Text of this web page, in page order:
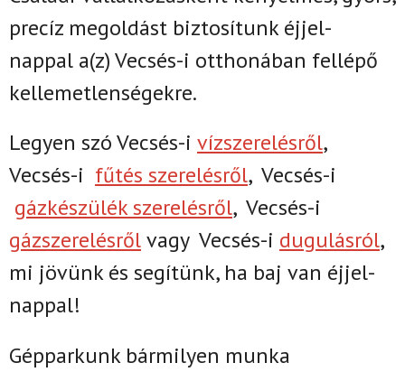
precíz megoldást biztosítunkéjjel-
nappal a(z)Vecsés-i otthonában fellépő
kellemetlenségekre.
Legyen szó Vecsés-i vízszerelésről,
Vecsés-i fűtés szerelésről, Vecsés-i
gázkészülék szerelésről, Vecsés-i
gázszerelésrőlvagy Vecsés-i dugulásról,
mi jövünk és segítünk, ha baj van éjjel-
nappal!
Gépparkunk bármilyen munka